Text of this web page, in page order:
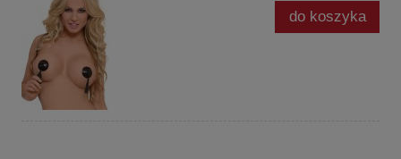
do koszyka